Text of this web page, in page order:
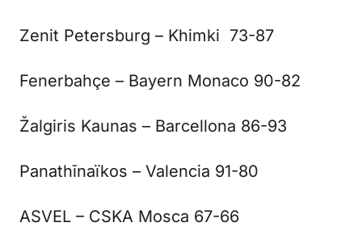
Zenit Petersburg – Khimki 73-87
Fenerbahçe – Bayern Monaco 90-82
Žalgiris Kaunas – Barcellona 86-93
Panathīnaïkos – Valencia 91-80
ASVEL – CSKA Mosca 67-66